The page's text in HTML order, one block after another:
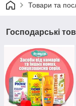
Товари та
Господарські